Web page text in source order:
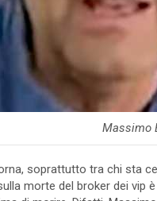
Massimo
soprattutto tra chi sta
morte del broker dei vip è